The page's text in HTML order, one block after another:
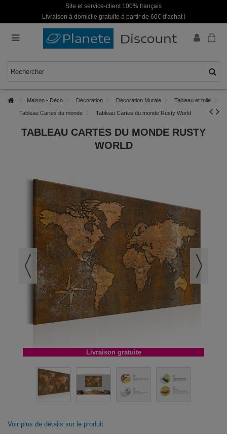
Site et service-client 100% français
Livraison à domicile gratuite à partir de 60€ d'achat !
Maison - Déco Décoration Décoration Murale Tableau et toile
Tableau Cartes du monde Tableau Cartes du monde Rusty World
TABLEAU CARTES DU MONDE RUSTY
WORLD
Livraison gratuite
Voir plus de détails sur le produit